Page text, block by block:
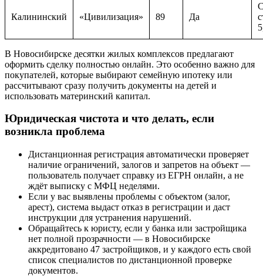
Калининский «Цивилизация» 89 Да
В Новосибирске десятки жилых комплексов предлагают
оформить сделку полностью онлайн. Это особенно важно для
покупателей, которые выбирают семейную ипотеку или
рассчитывают сразу получить документы на детей и
использовать материнский капитал.
Юридическая чистота и что делать, если
возникла проблема
Дистанционная регистрация автоматически проверяет
наличие ограничений, залогов и запретов на объект —
пользователь получает справку из ЕГРН онлайн, а не
ждёт выписку с МФЦ неделями.
Если у вас выявлены проблемы с объектом (залог,
арест), система выдаст отказ в регистрации и даст
инструкции для устранения нарушений.
Обращайтесь к юристу, если у банка или застройщика
нет полной прозрачности — в Новосибирске
аккредитовано 47 застройщиков, и у каждого есть свой
список специалистов по дистанционной проверке
документов.